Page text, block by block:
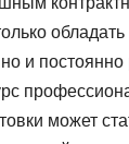
и постоянно
может